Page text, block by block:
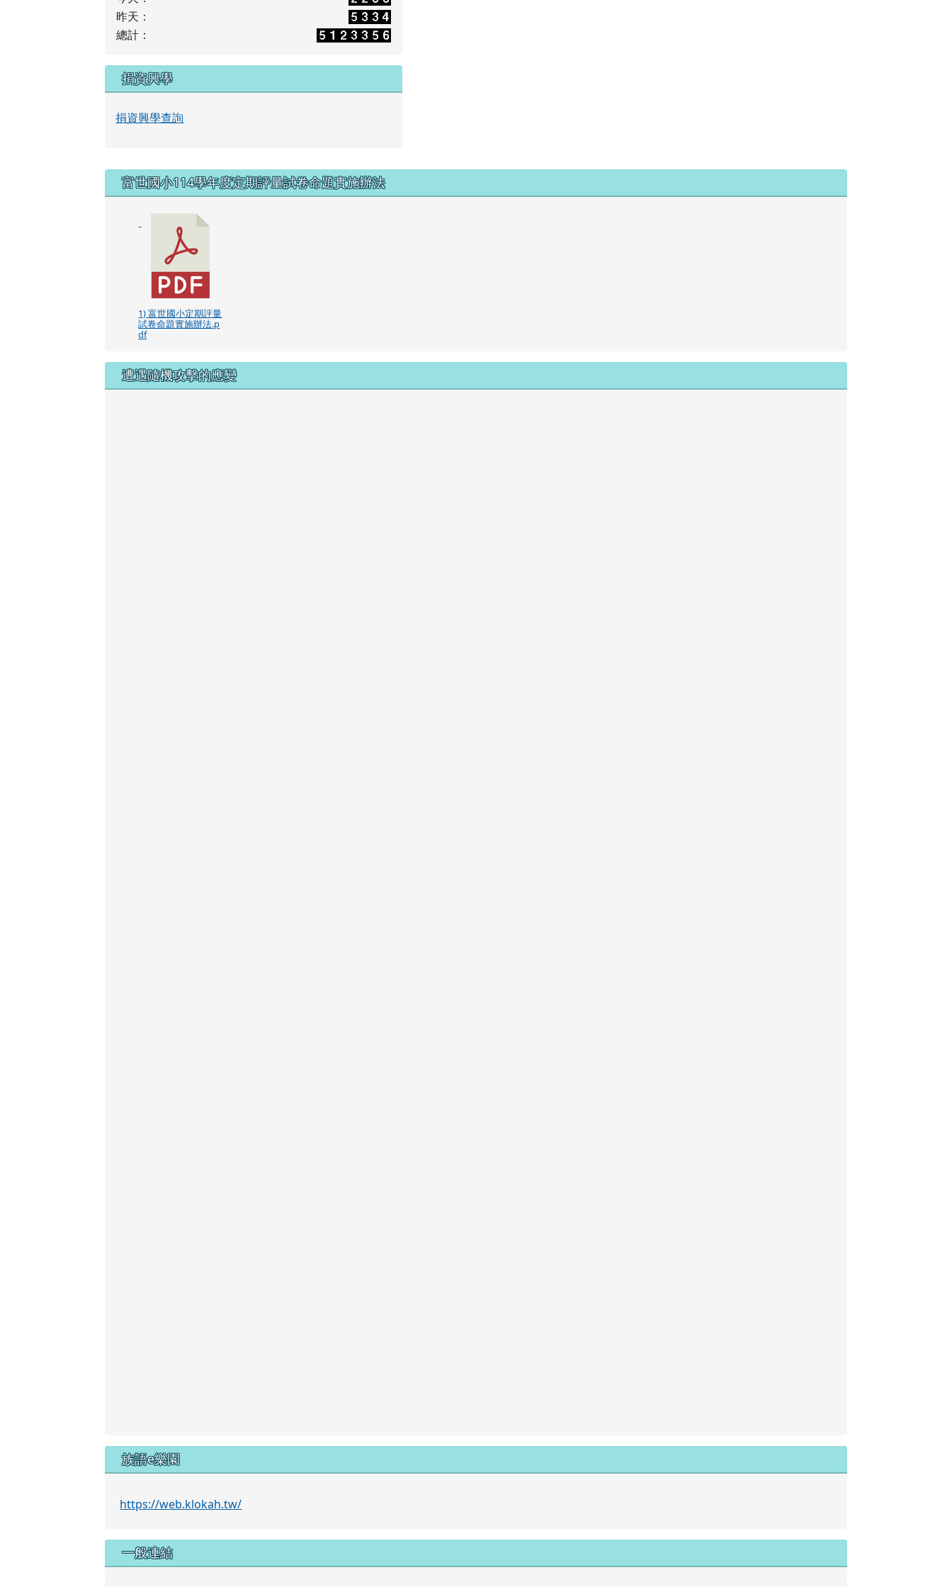
昨天：
總計：
捐資興學
捐資興學查詢
右邊區域內容
富世國小114學年度定期評量試卷命題實施辦法
1) 富世國小定期評量
試卷命題實施辦法.p
df
遭遇隨機攻擊的應變
族語e樂園
https://web.klokah.tw/
一般連結